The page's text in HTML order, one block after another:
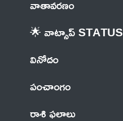
వాతావరణం
🌟 వాట్సాప్ STATUS
వినోదం
పంచాంగం
రాశి ఫలాలు